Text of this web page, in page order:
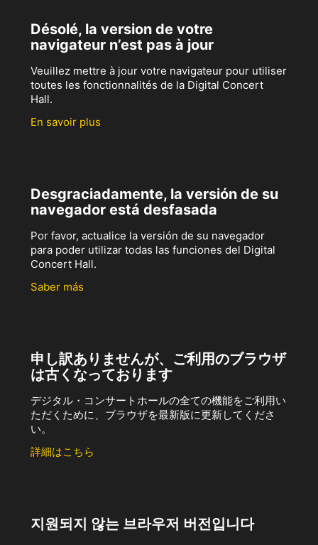
Désolé, la version de votre
navigateur n’est pas à jour
Veuillez mettre à jour votre navigateur pour utiliser
toutes les fonctionnalités de la Digital Concert
Hall.
En savoir plus
Desgraciadamente, la versión de su
navegador está desfasada
Por favor, actualice la versión de su navegador
para poder utilizar todas las funciones del Digital
Concert Hall.
Saber más
申し訳ありませんが、ご利用のブラウザ
は古くなっております
デジタル・コンサートホールの全ての機能をご利用い
ただくために、ブラウザを最新版に更新してくださ
い。
詳細はこちら
지원되지 않는 브라우저 버전입니다